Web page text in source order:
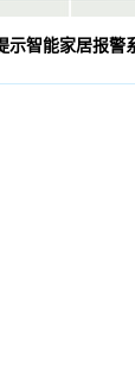
示智能家居报警